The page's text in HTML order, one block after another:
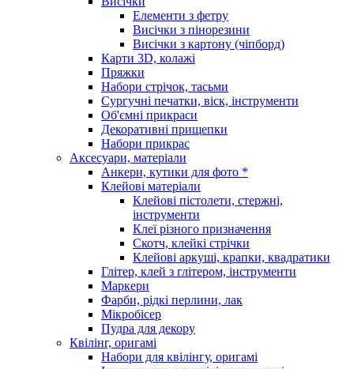
Елементи з фетру
Висічки з пінорезини
Висічки з картону (чіпборд)
Карти 3D, колажі
Пряжки
Набори стрічок, тасьми
Сургучні печатки, віск, інструменти
Об'ємні прикраси
Декоративні прищепки
Набори прикрас
Аксесуари, матеріали
Анкери, кутики для фото *
Клейові матеріали
Клейові пістолети, стержні,
інструменти
Клеї різного призначення
Скотч, клейкі стрічки
Клейові аркуші, крапки, квадратики
Глітер, клей з глітером, інструменти
Маркери
Фарби, рідкі перлини, лак
Мікробісер
Пудра для декору
Квілінг, оригамі
Набори для квілінгу, оригамі